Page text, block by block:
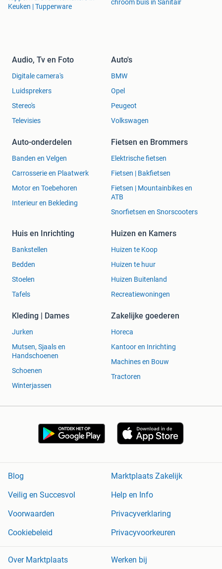
Keuken | Tupperware
chroom buis in Sanitair
Audio, Tv en Foto
Digitale camera's
Luidsprekers
Stereo's
Televisies
Auto's
BMW
Opel
Peugeot
Volkswagen
Auto-onderdelen
Banden en Velgen
Carrosserie en Plaatwerk
Motor en Toebehoren
Interieur en Bekleding
Fietsen en Brommers
Elektrische fietsen
Fietsen | Bakfietsen
Fietsen | Mountainbikes en
ATB
Snorfietsen en Snorscooters
Huis en Inrichting
Bankstellen
Bedden
Stoelen
Tafels
Huizen en Kamers
Huizen te Koop
Huizen te huur
Huizen Buitenland
Recreatiewoningen
Kleding | Dames
Jurken
Mutsen, Sjaals en
Handschoenen
Schoenen
Winterjassen
Zakelijke goederen
Horeca
Kantoor en Inrichting
Machines en Bouw
Tractoren
Blog
Marktplaats Zakelijk
Veilig en Succesvol
Help en Info
Voorwaarden
Privacyverklaring
Cookiebeleid
Privacyvoorkeuren
Over Marktplaats Werken bij